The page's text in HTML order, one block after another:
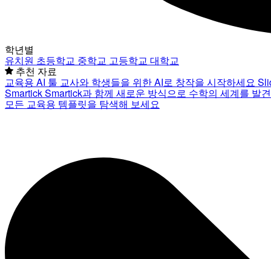
학년별
유치원 초등학교 중학교 고등학교 대학교
추천 자료
교육용 AI 툴 교사와 학생들을 위한 AI로 창작을 시작하세요
SmartickSmartick과 함께 새로운 방식으로 수학의 세계를 발
모든 교육용 템플릿을 탐색해 보세요